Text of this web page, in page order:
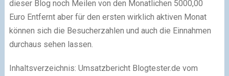
dieser Blog noch Meilen von den Monatlichen 5000,00
Euro Entfernt aber für den ersten wirklich aktiven Monat
können sich die Besucherzahlen und auch die Einnahmen
durchaus sehen lassen.
Inhaltsverzeichnis: Umsatzbericht Blogtester.de vom